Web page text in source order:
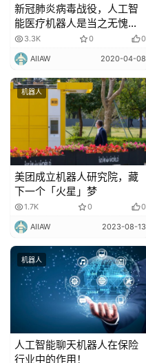
新冠肺炎病毒战役，人工智
能医疗机器人是当之无愧的
大功臣！
3.3K 0 0
AIIAW 2020-04-08
机器人
美团成立机器人研究院，藏
下一个「火星」梦
1.7K 0 0
AIIAW 2023-08-13
机器人
人工智能聊天机器人在保险
行业中的作用！